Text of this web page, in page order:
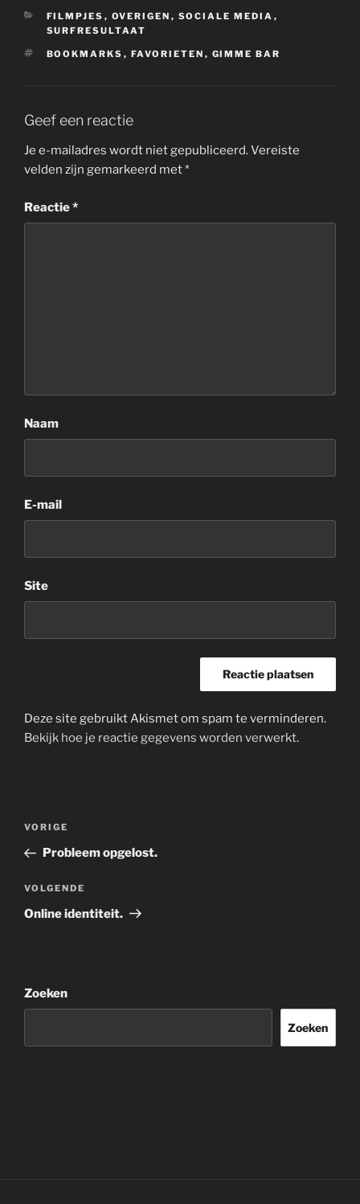
CATEGORIEËN
FILMPJES , OVERIGEN , SOCIALE MEDIA ,
SURFRESULTAAT
TAGS
BOOKMARKS , FAVORIETEN , GIMME BAR
Geef een reactie
Je e-mailadres wordt niet gepubliceerd.Vereiste
velden zijn gemarkeerd met*
Reactie*
Naam
E-mail
Site
Deze site gebruikt Akismet om spam te verminderen.
Bekijk hoe je reactie gegevens worden verwerkt.
Bericht
Vorig
bericht
VORIGE
Probleem opgelost.
Volgend
bericht
VOLGENDE
Online identiteit.
Zoeken
Zoeken